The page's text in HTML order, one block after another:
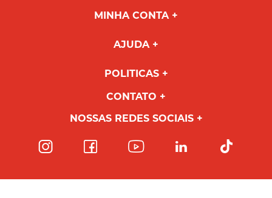
MINHA CONTA
AJUDA
POLITICAS
CONTATO
NOSSAS REDES SOCIAIS